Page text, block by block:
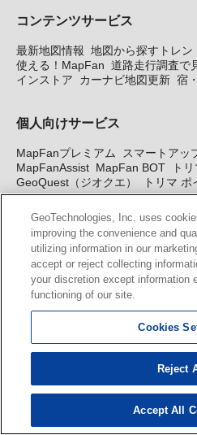
コンテンツサービス
最新地図情報 地図から探すトレン
使える！MapFan 道路走行調査で
インストア
カーナビ地図更新 宿
個人向けサービス
MapFanプレミアム
スマートアッ
MapFanAssist MapFan BOT ト
GeoQuest（ジオクエ）
トリマ ポ
法人向けサービス
法人向け地図・位置情報サービス
図API
Windows PC向け地図開発
サービス MAP WORLD+
カーナビ地図更新サービス
MapFan スマートメンバーズ カロ
KENWOOD MapFan Club
GeoTechnologies, Inc. uses
improving the convenience and
utilizing information in our
accept or reject collecting
your discretion except information
functioning of our site.
Cookies
Reject
Accept All